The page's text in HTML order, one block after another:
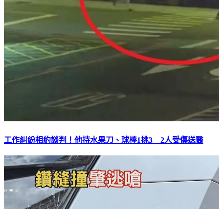
工作糾紛相約談判！他持水果刀、球棒1挑3 2人受傷送醫